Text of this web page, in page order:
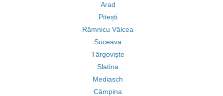
Arad
Pitești
Râmnicu Vâlcea
Suceava
Târgoviște
Slatina
Mediasch
Câmpina